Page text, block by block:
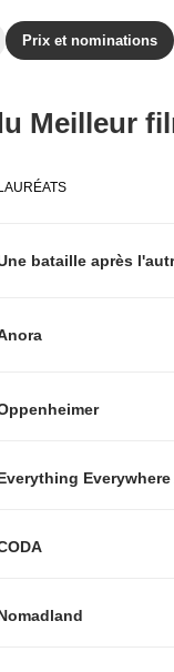
Prix et nominations
Meilleur
LAURÉATS
bataille après